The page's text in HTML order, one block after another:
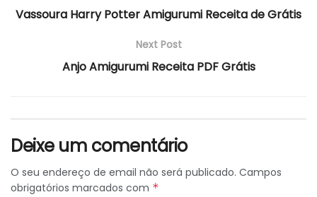
Vassoura Harry Potter Amigurumi Receita de Grátis
Next Post
Anjo Amigurumi Receita PDF Grátis
Deixe um comentário
O seu endereço de email não será publicado. Campos
obrigatórios marcados com *